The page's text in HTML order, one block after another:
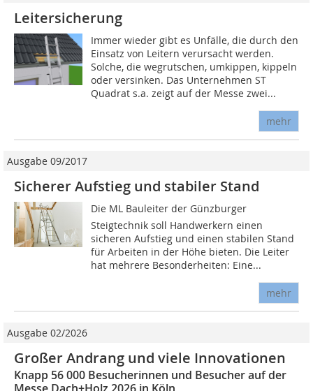
Leitersicherung
Immer wieder gibt es Unfälle, die durch den
Einsatz von Leitern verursacht werden.
Solche, die wegrutschen, umkippen, kippeln
oder versinken. Das Unternehmen ST
Quadrat s.a. zeigt auf der Messe zwei...
mehr
Ausgabe 09/2017
Sicherer Aufstieg und stabiler Stand
Die ML Bauleiter der Günzburger
Steigtechnik soll Handwerkern einen
sicheren Aufstieg und einen stabilen Stand
für Arbeiten in der Höhe bieten. Die Leiter
hat mehrere Besonderheiten: Eine...
mehr
Ausgabe 02/2026
Großer Andrang und viele Innovationen
Knapp 56 000 Besucherinnen und Besucher auf der